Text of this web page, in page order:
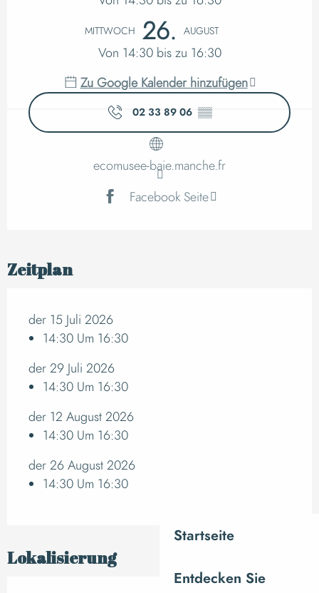
Startseite
Entdecken Sie
MITTWOCH 26. AUGUST
Von 14:30 bis zu 16:30
Zu Google Kalender hinzufügen
02 33 89 06 ▒▒
ecomusee-baie.manche.fr
Facebook Seite
Zeitplan
der 15 Juli 2026
14:30 Um 16:30
der 29 Juli 2026
14:30 Um 16:30
der 12 August 2026
14:30 Um 16:30
der 26 August 2026
14:30 Um 16:30
Lokalisierung